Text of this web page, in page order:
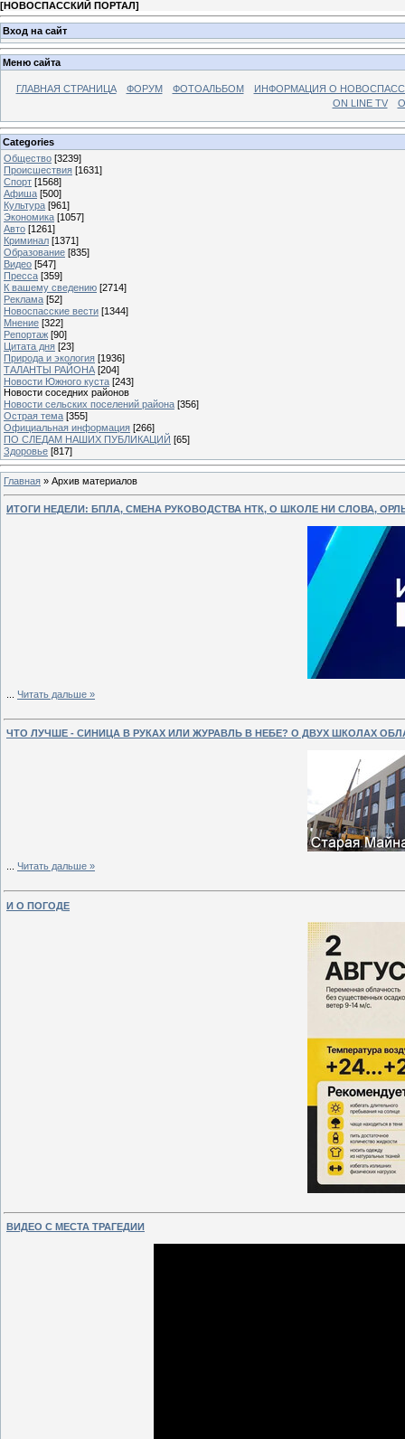
[НОВОСПАССКИЙ ПОРТАЛ]
Вход на сайт
Меню сайта
ГЛАВНАЯ СТРАНИЦА ФОРУМ ФОТОАЛЬБОМ
ИНФОРМАЦИЯ О
ON LINE TV
Categories
Общество [3239]
Происшествия [1631]
Спорт [1568]
Афиша [500]
Культура [961]
Экономика [1057]
Авто [1261]
Криминал [1371]
Образование [835]
Видео [547]
Пресса [359]
К вашему сведению [2714]
Реклама [52]
Новоспасские вести [1344]
Мнение [322]
Репортаж [90]
Цитата дня [23]
Природа и экология [1936]
ТАЛАНТЫ РАЙОНА [204]
Новости Южного куста [243]
Новости соседних районов
Новости сельских поселений района [356]
Острая тема [355]
Официальная информация [266]
ПО СЛЕДАМ НАШИХ ПУБЛИКАЦИЙ [65]
Здоровье [817]
Главная » Архив материалов
ИТОГИ НЕДЕЛИ: БПЛА, СМЕНА РУКОВОДСТВА НТК, О ШКОЛЕ НИ СЛОВА,
Читать дальше »
ЧТО ЛУЧШЕ - СИНИЦА В РУКАХ ИЛИ ЖУРАВЛЬ В НЕБЕ? О ДВУХ ШКОЛАХ
Читать дальше »
И О ПОГОДЕ
ВИДЕО С МЕСТА ТРАГЕДИИ